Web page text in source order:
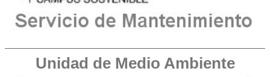
Unidad de Medio Ambiente